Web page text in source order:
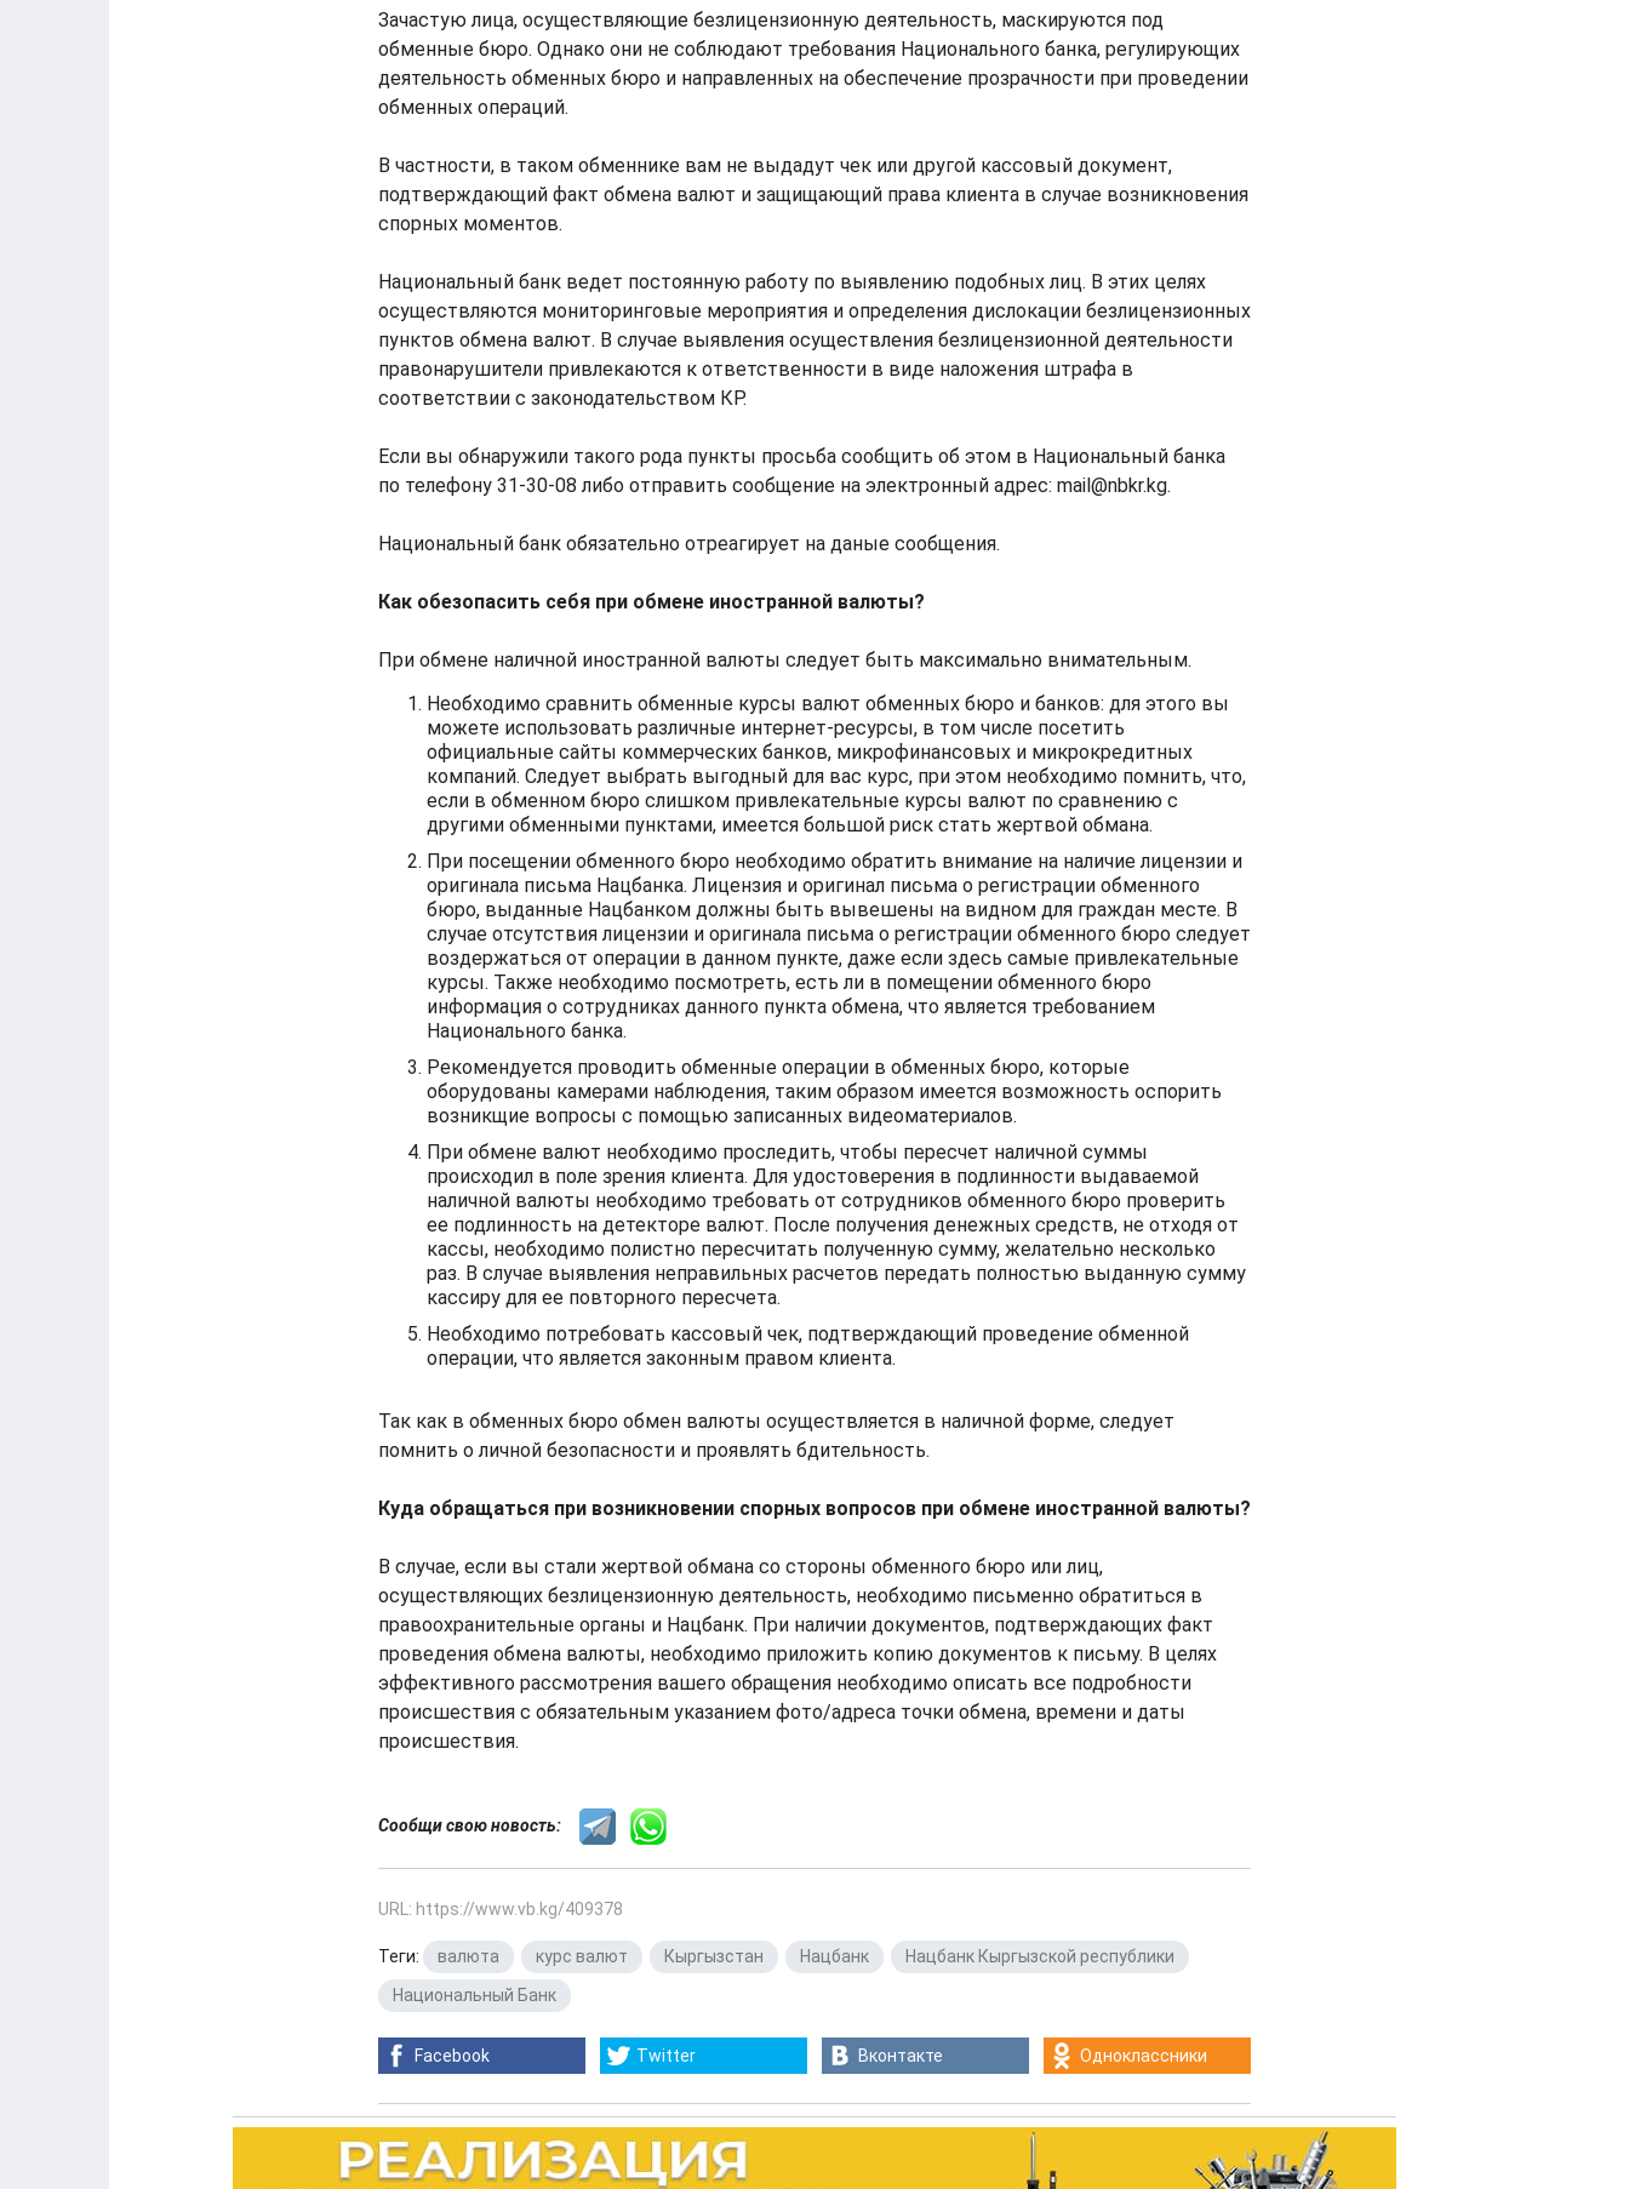
Зачастую лица, осуществляющие безлицензионную деятельность, маскируются под
обменные бюро. Однако они не соблюдают требования Национального банка, регулирующих
деятельность обменных бюро и направленных на обеспечение прозрачности при проведении
обменных операций.
В частности, в таком обменнике вам не выдадут чек или другой кассовый документ,
подтверждающий факт обмена валют и защищающий права клиента в случае возникновения
спорных моментов.
Национальный банк ведет постоянную работу по выявлению подобных лиц. В этих целях
осуществляются мониторинговые мероприятия и определения дислокации безлицензионных
пунктов обмена валют. В случае выявления осуществления безлицензионной деятельности
правонарушители привлекаются к ответственности в виде наложения штрафа в
соответствии с законодательством КР.
Если вы обнаружили такого рода пункты просьба сообщить об этом в Национальный банка
по телефону 31-30-08 либо отправить сообщение на электронный адрес: mail@nbkr.kg.
Национальный банк обязательно отреагирует на даные сообщения.
Как обезопасить себя при обмене иностранной валюты?
При обмене наличной иностранной валюты следует быть максимально внимательным.
Необходимо сравнить обменные курсы валют обменных бюро и банков: для этого вы
можете использовать различные интернет-ресурсы, в том числе посетить
официальные сайты коммерческих банков, микрофинансовых и микрокредитных
компаний. Следует выбрать выгодный для вас курс, при этом необходимо помнить, что,
если в обменном бюро слишком привлекательные курсы валют по сравнению с
другими обменными пунктами, имеется большой риск стать жертвой обмана.
При посещении обменного бюро необходимо обратить внимание на наличие лицензии и
оригинала письма Нацбанка. Лицензия и оригинал письма о регистрации обменного
бюро, выданные Нацбанком должны быть вывешены на видном для граждан месте. В
случае отсутствия лицензии и оригинала письма о регистрации обменного бюро следует
воздержаться от операции в данном пункте, даже если здесь самые привлекательные
курсы. Также необходимо посмотреть, есть ли в помещении обменного бюро
информация о сотрудниках данного пункта обмена, что является требованием
Национального банка.
Рекомендуется проводить обменные операции в обменных бюро, которые
оборудованы камерами наблюдения, таким образом имеется возможность оспорить
возникщие вопросы с помощью записанных видеоматериалов.
При обмене валют необходимо проследить, чтобы пересчет наличной суммы
происходил в поле зрения клиента. Для удостоверения в подлинности выдаваемой
наличной валюты необходимо требовать от сотрудников обменного бюро проверить
ее подлинность на детекторе валют. После получения денежных средств, не отходя от
кассы, необходимо полистно пересчитать полученную сумму, желательно несколько
раз. В случае выявления неправильных расчетов передать полностью выданную сумму
кассиру для ее повторного пересчета.
Необходимо потребовать кассовый чек, подтверждающий проведение обменной
операции, что является законным правом клиента.
Так как в обменных бюро обмен валюты осуществляется в наличной форме, следует
помнить о личной безопасности и проявлять бдительность.
Куда обращаться при возникновении спорных вопросов при обмене иностранной валюты?
В случае, если вы стали жертвой обмана со стороны обменного бюро или лиц,
осуществляющих безлицензионную деятельность, необходимо письменно обратиться в
правоохранительные органы и Нацбанк. При наличии документов, подтверждающих факт
проведения обмена валюты, необходимо приложить копию документов к письму. В целях
эффективного рассмотрения вашего обращения необходимо описать все подробности
происшествия с обязательным указанием фото/адреса точки обмена, времени и даты
происшествия.
Сообщи свою новость:
URL: https://www.vb.kg/409378
Теги: валюта курс валют Кыргызстан Нацбанк Нацбанк Кыргызской республики
Национальный Банк
Facebook Twitter Вконтакте Одноклассники